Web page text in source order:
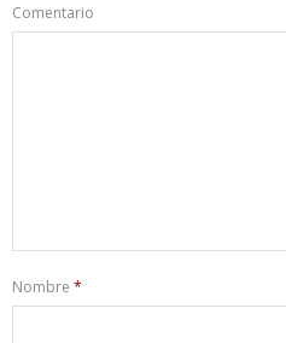
Comentario
Nombre *